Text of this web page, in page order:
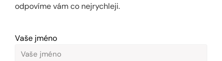
odpovíme vám co nejrychleji.
Vaše jméno